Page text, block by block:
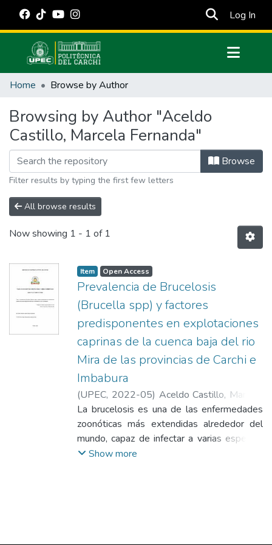
Log In
Communities & Collections
Estadísticas Externas
Manuales
Home Browse by Author
Browsing by Author "Aceldo
Castillo, Marcela Fernanda"
Browse
Filter results by typing the first few letters
All browse results
Now showing 1 - 1 of 1
Item Open Access
Prevalencia de Brucelosis
(Brucella spp) y factores
predisponentes en explotaciones
caprinas de la cuenca baja del rio
Mira de las provincias de Carchi e
Imbabura
(UPEC, 2022-05) Aceldo Castillo, Marcela
Fernanda
La brucelosis es una de las enfermedades
zoonóticas más extendidas alrededor del
mundo, capaz de infectar a varias especies
domésticas sobre todo si su producción se
Show more